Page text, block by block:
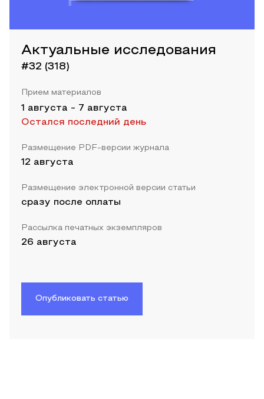
Актуальные исследования
#32 (318)
Прием материалов
1 августа - 7 августа
Остался последний день
Размещение PDF-версии журнала
12 августа
Размещение электронной версии статьи
сразу после оплаты
Рассылка печатных экземпляров
26 августа
Опубликовать статью